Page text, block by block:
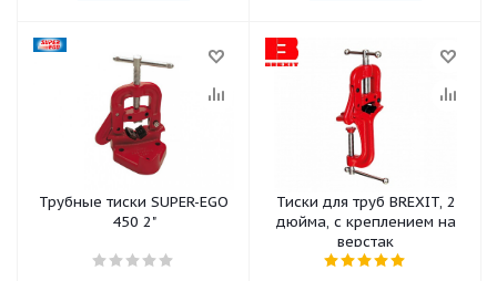
Трубные тиски SUPER-EGO
450 2"
Тиски для труб BREXIT, 2
дюйма, с креплением на
верстак